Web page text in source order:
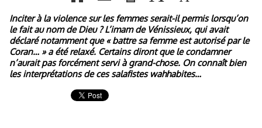
Inciter à la violence sur les femmes serait-il permis lorsqu’on
le fait au nom de Dieu ? L’imam de Vénissieux, qui avait
déclaré notamment que « battre sa femme est autorisé par le
Coran… » a été relaxé. Certains diront que le condamner
n’aurait pas forcément servi à grand-chose. On connaît bien
les interprétations de ces salafistes wahhabites…